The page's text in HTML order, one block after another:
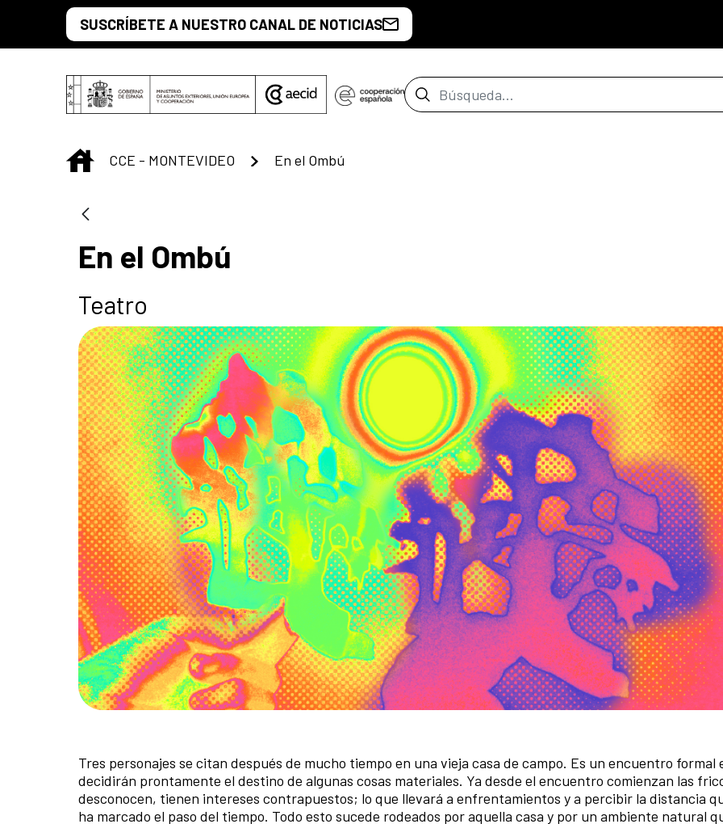
Saltar al contenido principal
SUSCRÍBETE A NUESTRO CANAL DE NOTICIAS
Barra de búsqueda
INICIO
CCE - MONTEVIDEO En el Ombú
En el Ombú
Teatro
Tres personajes se citan después de mucho tiempo en una vieja casa de campo. Es un encuentro formal
decidirán prontamente el destino de algunas cosas materiales. Ya desde el encuentro comienzan las
desconocen, tienen intereses contrapuestos; lo que llevará a enfrentamientos y a percibir la distancia
ha marcado el paso del tiempo. Todo esto sucede rodeados por aquella casa y por un ambiente natural